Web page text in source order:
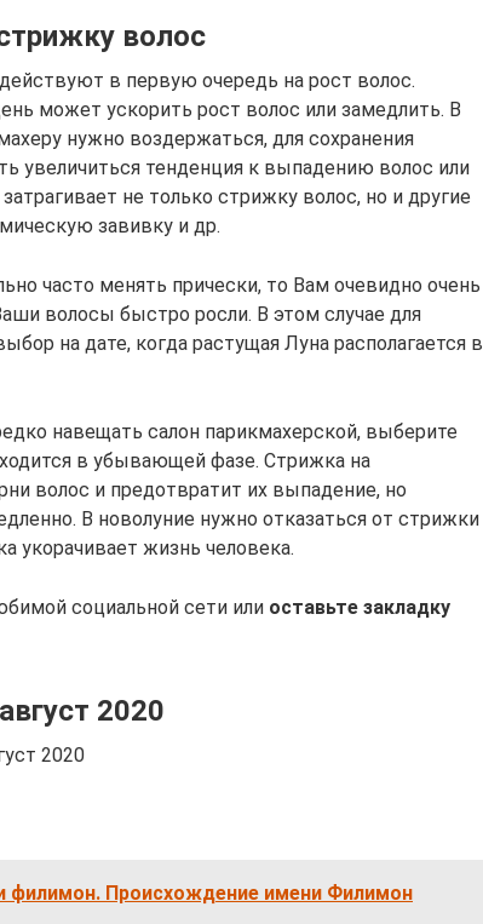
волос
в первую очередь на рост волос.
может ускорить рост волос или замедлить. В
нужно воздержаться, для сохранения
увеличиться тенденция к выпадению волос или
не только стрижку волос, но и другие
завивку и др.
часто менять прически, то Вам очевидно очень
волосы быстро росли. В этом случае для
на дате, когда растущая Луна располагается в
навещать салон парикмахерской, выберите
в убывающей фазе. Стрижка на
волос и предотвратит их выпадение, но
В новолуние нужно отказаться от стрижки
укорачивает жизнь человека.
социальной сети или оставьте закладку
2020
2020
филимон. Происхождение имени Филимон